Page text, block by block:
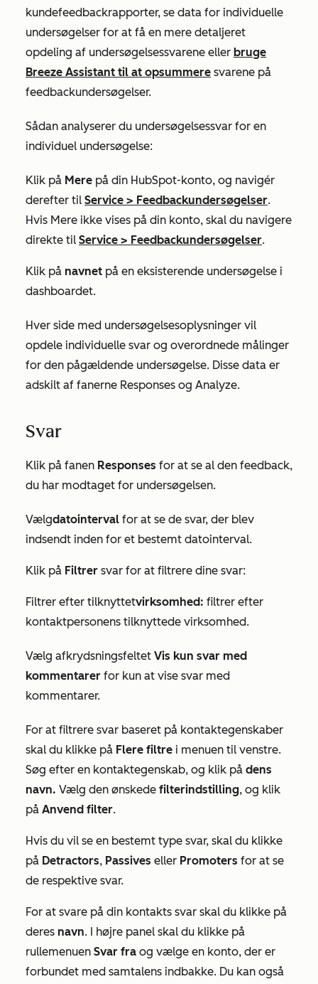
kundefeedbackrapporter, se data for individuelle
undersøgelser for at få en mere detaljeret
opdeling af undersøgelsessvarene eller bruge
Breeze Assistant til at opsummere svarene på
feedbackundersøgelser.
Sådan analyserer du undersøgelsessvar for en
individuel undersøgelse:
Klik på Mere på din HubSpot-konto, og navigér
derefter til Service > Feedbackundersøgelser.
Hvis Mere ikke vises på din konto, skal du navigere
direkte til Service > Feedbackundersøgelser.
Klik på navnet på en eksisterende undersøgelse i
dashboardet.
Hver side med undersøgelsesoplysninger vil
opdele individuelle svar og overordnede målinger
for den pågældende undersøgelse. Disse data er
adskilt af fanerne Responses og Analyze.
Svar
Klik på fanen Responses for at se al den feedback,
du har modtaget for undersøgelsen.
Vælgdatointerval for at se de svar, der blev
indsendt inden for et bestemt datointerval.
Klik på Filtrer svar for at filtrere dine svar:
Filtrer efter tilknyttetvirksomhed: filtrer efter
kontaktpersonens tilknyttede virksomhed.
Vælg afkrydsningsfeltet Vis kun svar med
kommentarer for kun at vise svar med
kommentarer.
For at filtrere svar baseret på kontaktegenskaber
skal du klikke på Flere filtre i menuen til venstre.
Søg efter en kontaktegenskab, og klik på dens
navn. Vælg den ønskede filterindstilling, og klik
på Anvend filter.
Hvis du vil se en bestemt type svar, skal du klikke
på Detractors, Passives eller Promoters for at se
de respektive svar.
For at svare på din kontakts svar skal du klikke på
deres navn. I højre panel skal du klikke på
rullemenuen Svar fra og vælge en konto, der er
forbundet med samtalens indbakke. Du kan også